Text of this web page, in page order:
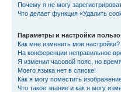
Почему я не могу
Что делает функция «Удалить
Параметры и настройки
Как мне изменить мои настройки?
На конференции неправильное
Я изменил часовой пояс, но
Моего языка нет в списке!
Как я могу поместить
Что такое звание и как я могу